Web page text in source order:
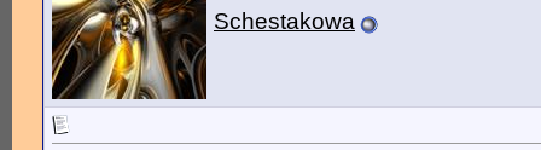
Schestakowa